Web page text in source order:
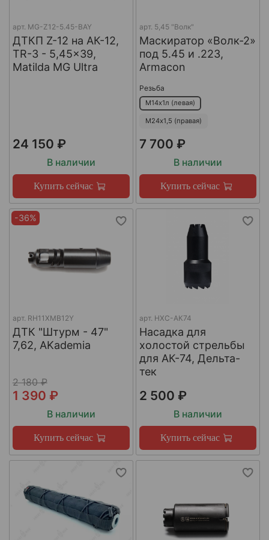
арт. MG-Z12-5.45-BAY
ДТКП Z-12 на АК-12,
TR-3 - 5,45x39,
Matilda MG Ultra
24 150 ₽
В наличии
Купить сейчас
арт. 5,45 "Волк"
Маскиратор «Волк-2»
под 5.45 и .223,
Armacon
Резьба
М14х1л (левая)
М24х1,5 (правая)
7 700 ₽
В наличии
Купить сейчас
-36%
арт. RH11XMB12Y
ДТК "Штурм - 47"
7,62, AKademia
2 180 ₽
1 390 ₽
В наличии
Купить сейчас
арт. НХС-АК74
Насадка для
холостой стрельбы
для АК-74, Дельта-
тек
2 500 ₽
В наличии
Купить сейчас